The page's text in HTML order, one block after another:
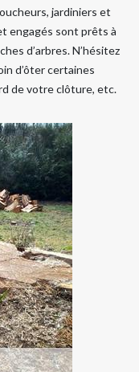
jardiniers et
engagés sont prêts à
d’arbres. N’hésitez
d’ôter certaines
de votre clôture, etc.